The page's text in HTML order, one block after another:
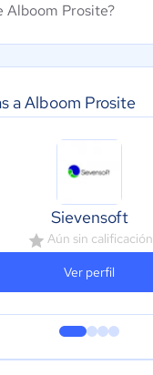
a Alboom Prosite
Sievensoft
Aún sin calificación
Ver perfil
Alboom Prosite?